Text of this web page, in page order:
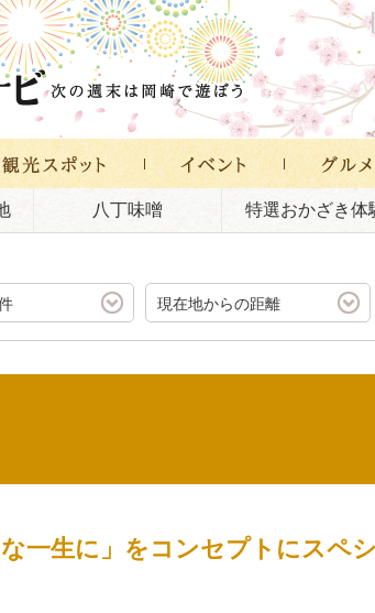
八丁味噌 特選おかざき体
現在地からの距離
な一生に」をコンセプトにスペ